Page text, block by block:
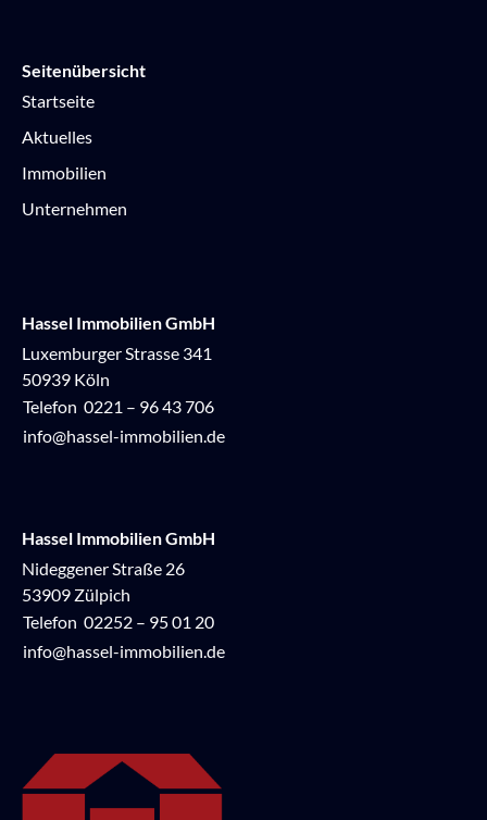
Seitenübersicht
Startseite
Aktuelles
Immobilien
Unternehmen
Hassel Immobilien GmbH
Luxemburger Strasse 341
50939 Köln
Telefon 0221 – 96 43 706
info@hassel-immobilien.de
Hassel Immobilien GmbH
Nideggener Straße 26
53909 Zülpich
Telefon 02252 – 95 01 20
info@hassel-immobilien.de